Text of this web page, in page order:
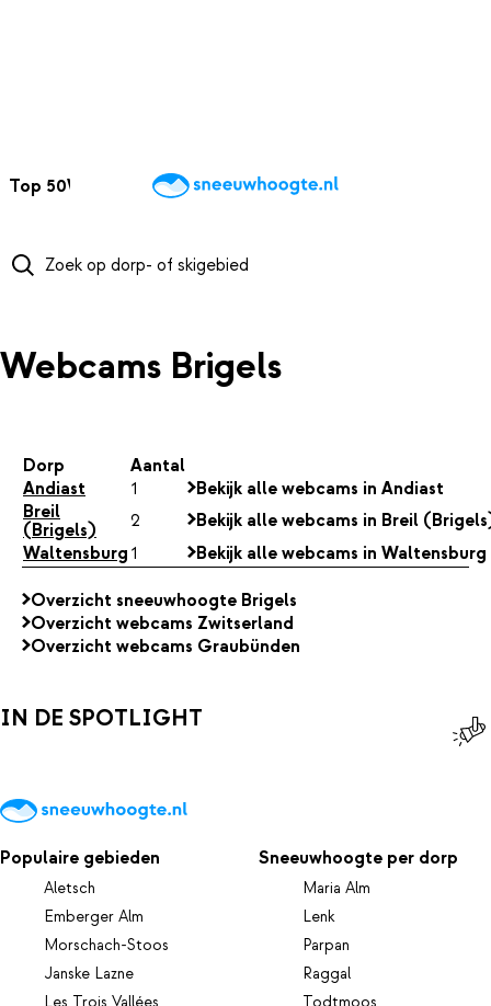
Top 50Webcams WintersportweerKaarten
Webcams Brigels
Dorp
Aantal
Andiast
1
Bekijk alle webcams in Andiast
Breil
(Brigels)
2
Bekijk alle webcams in Breil
Waltensburg 1 Bekijk alle webcams in Waltensburg
Overzicht sneeuwhoogte Brigels
Overzicht webcams Zwitserland
Overzicht webcams Graubünden
IN DE SPOTLIGHT
Populaire gebieden
Aletsch
Emberger Alm
Morschach-Stoos
Janske Lazne
Sneeuwhoogte per dorp
Maria Alm
Lenk
Parpan
Raggal